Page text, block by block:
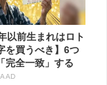
以前生まれはロト
を買うべき】6つ
完全一致」する
AD